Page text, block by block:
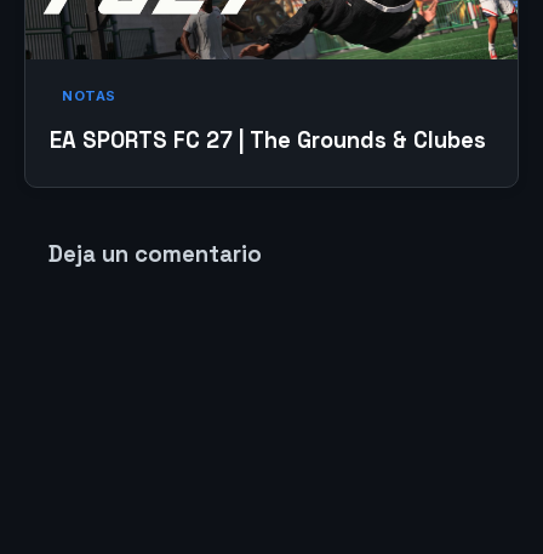
NOTAS
EA SPORTS FC 27 | The Grounds & Clubes
Deja un comentario